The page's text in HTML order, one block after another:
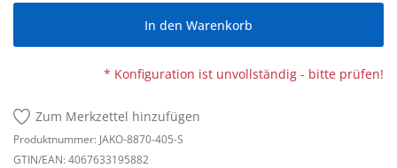
In den Warenkorb
* Konfiguration ist unvollständig - bitte prüfen!
Zum Merkzettel hinzufügen
Produktnummer: JAKO-8870-405-S
GTIN/EAN: 4067633195882